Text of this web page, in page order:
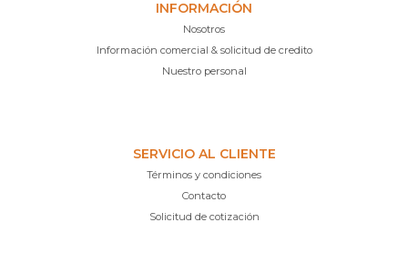
INFORMACIÓN
Nosotros
Información comercial & solicitud de credito
Nuestro personal
SERVICIO AL CLIENTE
Términos y condiciones
Contacto
Solicitud de cotización